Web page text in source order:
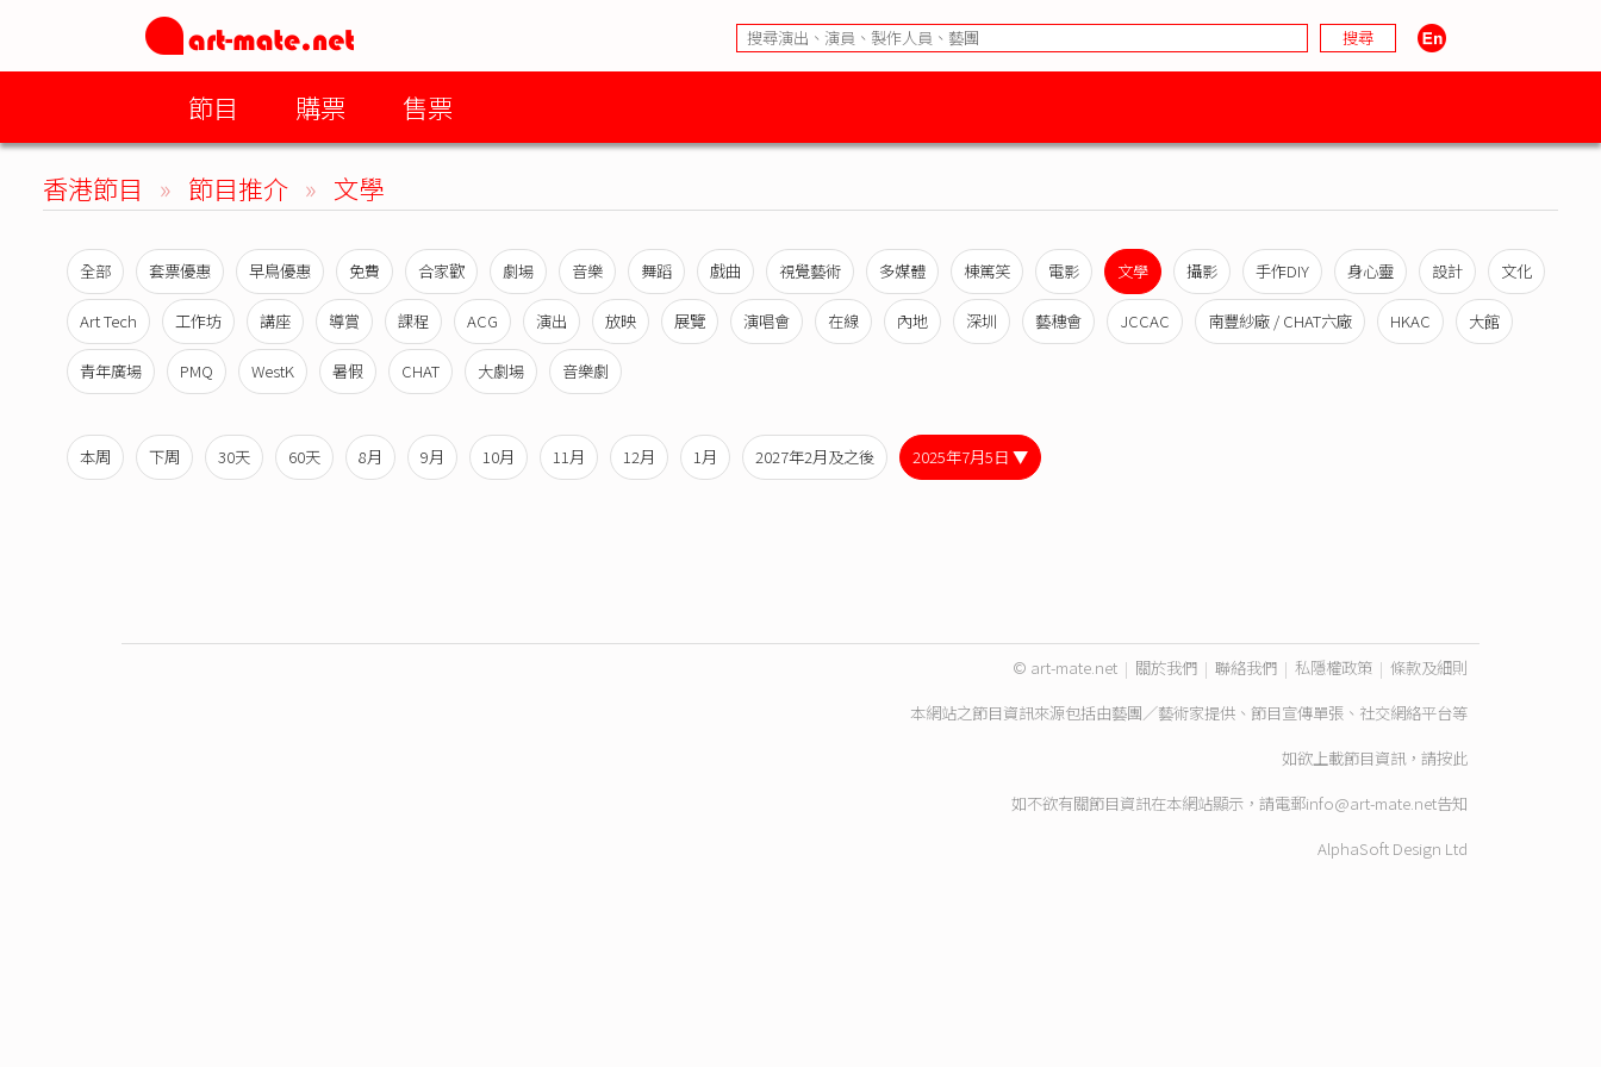
節目 購票 售票
香港節目 » 節目推介 » 文學
全部 套票優惠 早鳥優惠 免費 合家歡 劇場 音樂 舞蹈 戲曲 視覺藝術 多媒體 棟篤笑 電影 文學 攝影 手作DIY 身心靈 設計 文化
Art Tech 工作坊 講座 導賞 課程 ACG 演出 放映 展覽 演唱會 在線 內地 深圳 藝穗會 JCCAC 南豐紗廠 / CHAT六廠 HKAC 大館
青年廣場 PMQ WestK 暑假 CHAT 大劇場 音樂劇
本周 下周 30天 60天 8月 9月 10月 11月 12月 1月 2027年2月及之後 2025年7月5日 ▼
© art-mate.net | 關於我們 | 聯絡我們 | 私隱權政策 | 條款及細則
本網站之節目資訊來源包括由藝團／藝術家提供、節目宣傳單張、社交網絡平台等
如欲上載節目資訊，請按此
如不欲有關節目資訊在本網站顯示，請電郵info@art-mate.net告知
AlphaSoft Design Ltd